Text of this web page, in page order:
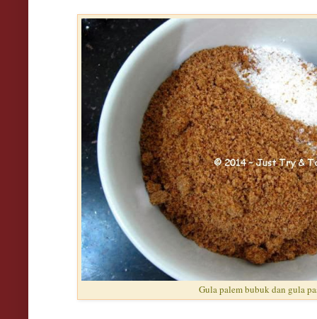
Gula palem bubuk dan gula